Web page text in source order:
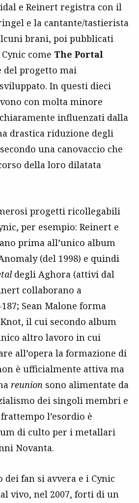
e Reinert registra con il
e la cantante/tastierista
brani, poi pubblicati
come The Portal
del progetto mai
In questi dieci
con molta minore
influenzati dalla
drastica riduzione degli
una canovaccio che
della loro dilatata
progetti ricollegabili
per esempio: Reinert e
prima all’unico album
(del 1998) e quindi
degli Aghora (attivi dal
collaborano a
Sean Malone forma
il cui secondo album
altro lavoro in cui
all’opera la formazione di
è ufficialmente attiva ma
reunion sono alimentate da
dei singoli membri e
l’esordio è
di culto per i metallari
Novanta.
dei fan si avvera e i Cynic
vivo, nel 2007, forti di un